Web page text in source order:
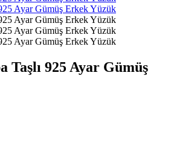
Taşlı 925 Ayar Gümüş